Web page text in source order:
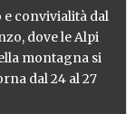
e convivialità dal
dove le Alpi
montagna si
dal 24 al 27